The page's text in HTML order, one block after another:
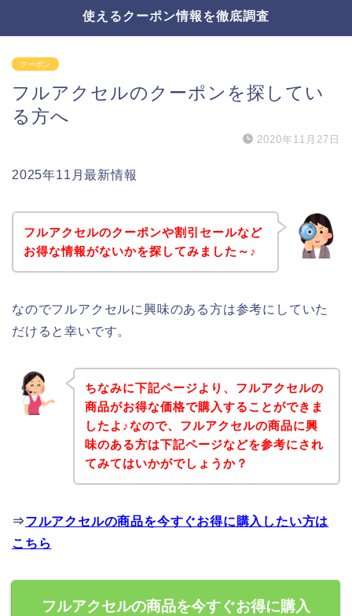
使えるクーポン情報を徹底調査
クーポン
フルアクセルのクーポンを探してい
る方へ
2020年11月27日
2025年11月最新情報
フルアクセルのクーポンや割引セールなど
お得な情報がないかを探してみました～♪
なのでフルアクセルに興味のある方は参考にしていた
だけると幸いです。
ちなみに下記ページより、フルアクセルの
商品がお得な価格で購入することができま
したよ♪なので、フルアクセルの商品に興
味のある方は下記ページなどを参考にされ
てみてはいかがでしょうか？
⇒フルアクセルの商品を今すぐお得に購入したい方は
こちら
フルアクセルの商品を今すぐお得に購入